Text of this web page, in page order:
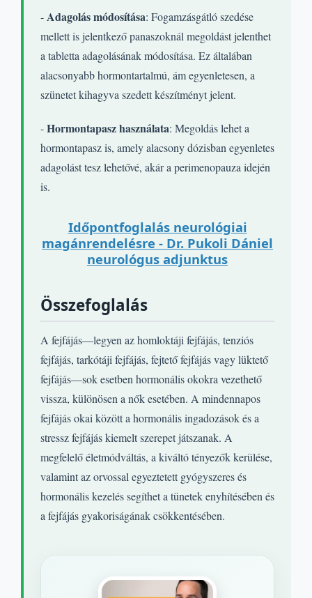
- Adagolás módosítása: Fogamzásgátló szedése
mellett is jelentkező panaszoknál megoldást jelenthet
a tabletta adagolásának módosítása. Ez általában
alacsonyabb hormontartalmú, ám egyenletesen, a
szünetet kihagyva szedett készítményt jelent.
-Hormontapasz használata: Megoldás lehet a
hormontapasz is, amely alacsony dózisban egyenletes
adagolást tesz lehetővé, akár a perimenopauza idején
is.
Időpontfoglalás neurológiai
magánrendelésre - Dr. Pukoli Dániel
neurológus adjunktus
Összefoglalás
A fejfájás—legyen az homloktáji fejfájás, tenziós
fejfájás, tarkótáji fejfájás, fejtető fejfájás vagy lüktető
fejfájás—sok esetben hormonális okokra vezethető
vissza, különösen a nők esetében. A mindennapos
fejfájás okai között a hormonális ingadozások és a
stressz fejfájás kiemelt szerepet játszanak. A
megfelelő életmódváltás, a kiváltó tényezők kerülése,
valamint az orvossal egyeztetett gyógyszeres és
hormonális kezelés segíthet a tünetek enyhítésében és
a fejfájás gyakoriságának csökkentésében.